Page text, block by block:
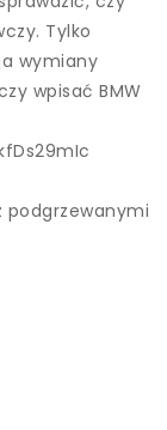
Tylko
wymiany
wpisać BMW
podgrzewanymi